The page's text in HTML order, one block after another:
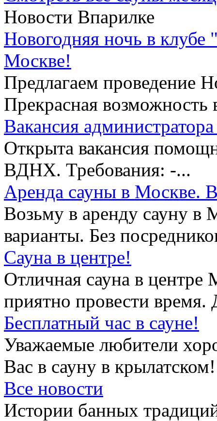
Новости Впарилке
Новогодняя ночь в
Москве!
Предлагаем проведение
Прекрасная возможность
Вакансия
Открыта вакансия
ВДНХ. Требования: -...
Аренда сауны в Москве.
Возьму в аренду сауну в
варианты. Без
Сауна в центре!
Отличная сауна в центре
приятно провести
Бесплатный час в сауне!
Уважаемые любители
Вас в сауну в
Все новости
Истории банных